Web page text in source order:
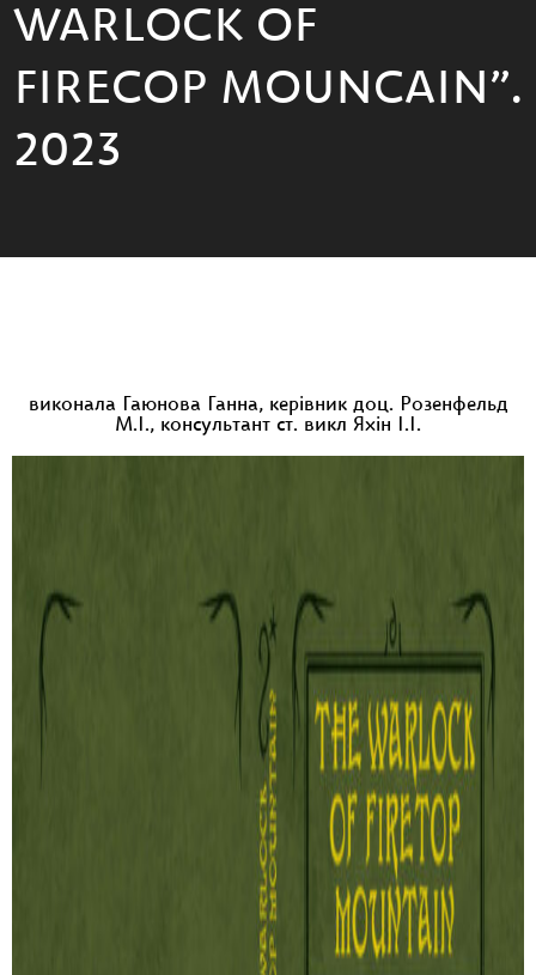
WARLOCK OF
FIRECOP MOUNCAIN”.
2023
виконала Гаюнова Ганна, керівник доц. Розенфельд
М.І., консультант ст. викл Яхін І.І.